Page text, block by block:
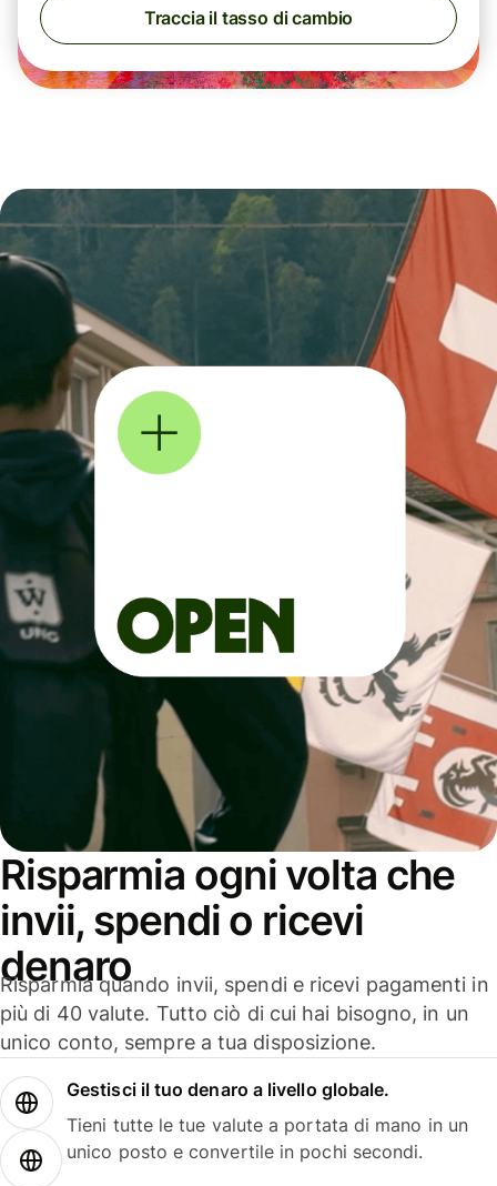
Traccia il tasso di cambio
Risparmia ogni volta che
invii, spendi o ricevi
denaro
Risparmia quando invii, spendi e ricevi pagamenti in
più di 40 valute. Tutto ciò di cui hai bisogno, in un
unico conto, sempre a tua disposizione.
Gestisci il tuo denaro a livello globale.
Tieni tutte le tue valute a portata di mano in un
unico posto e convertile in pochi secondi.